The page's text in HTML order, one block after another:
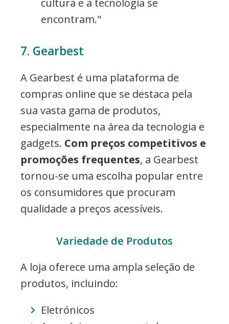
encontram."
7. Gearbest
A Gearbest é uma plataforma de
compras online que se destaca pela
sua vasta gama de produtos,
especialmente na área da tecnologia e
gadgets. Com preços competitivos e
promoções frequentes, a Gearbest
tornou-se uma escolha popular entre
os consumidores que procuram
qualidade a preços acessíveis.
Variedade de Produtos
A loja oferece uma ampla seleção de
produtos, incluindo:
Eletrónicos